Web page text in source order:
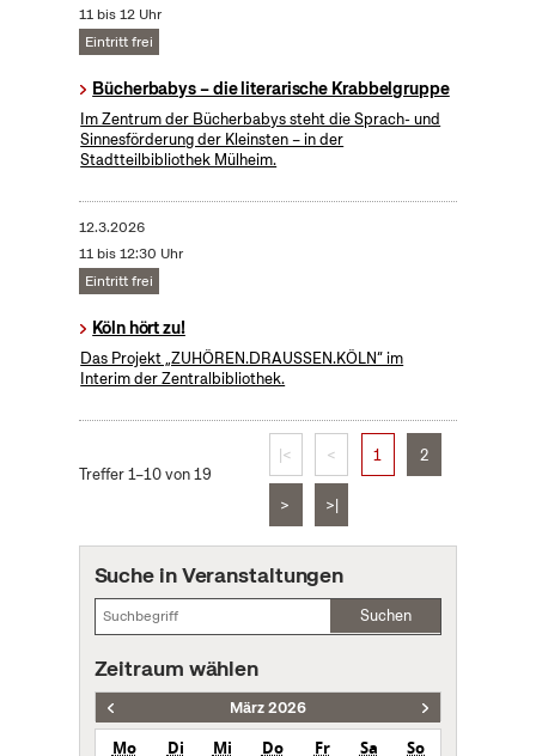
11 bis 12 Uhr
Eintritt frei
Bücherbabys – die literarische Krabbelgruppe
Im Zentrum der Bücherbabys steht die Sprach- und
Sinnesförderung der Kleinsten – in der
Stadtteilbibliothek Mülheim.
12.3.2026
11 bis 12:30 Uhr
Eintritt frei
Köln hört zu!
Das Projekt „ZUHÖREN.DRAUSSEN.KÖLN“ im
Interim der Zentralbibliothek.
Treffer 1–10 von 19
|< < 1 2
> >|
Suche in Veranstaltungen
Suchen
Zeitraum wählen
März 2026
Mo Di Mi Do Fr Sa
So